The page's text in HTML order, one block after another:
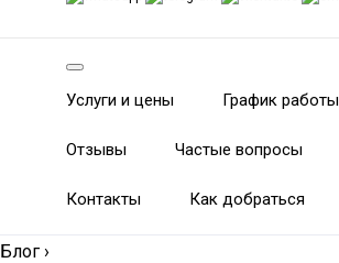
Услуги и цены График работы
Отзывы Частые вопросы
Контакты Как добраться
Блог ›